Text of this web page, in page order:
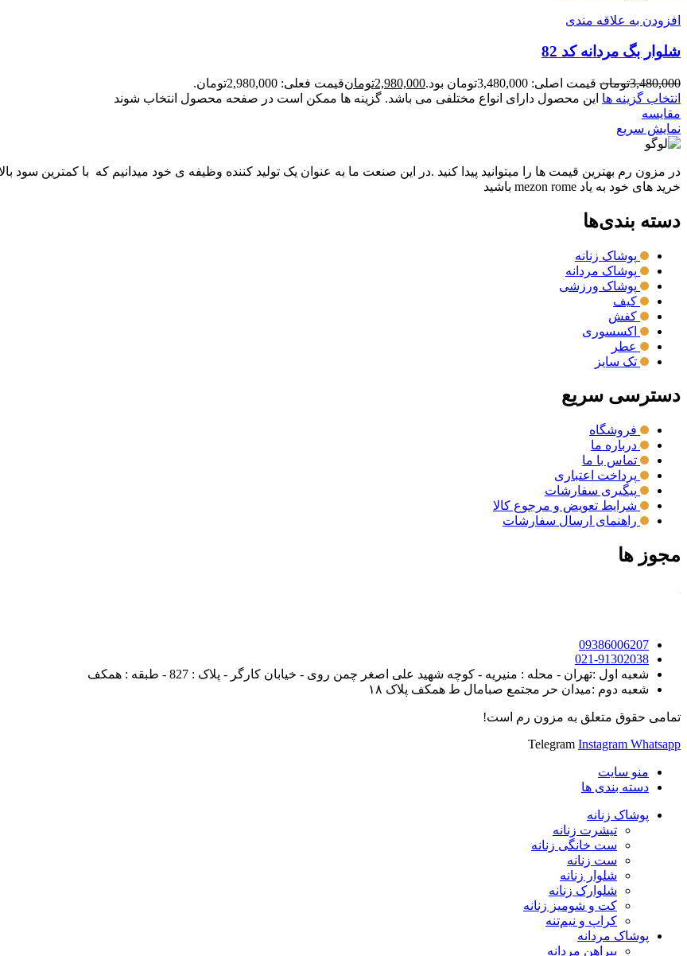
افزودن به علاقه مندی
شلوار بگ مردانه کد 82
3,480,000تومان قیمت اصلی: 3,480,000تومان بود. 2,980,000تومانقیمت فعلی: 2,980,000تومان.
انتخاب گزینه ها این محصول دارای انواع مختلفی می باشد. گزینه ها ممکن است در صفحه محصول انتخاب شوند
مقايسه
نمایش سریع
در مزون رم بهترین قیمت ها را میتوانید پیدا کنید .در این صنعت ما به عنوان یک تولید کننده وظیفه ی خود میدانیم که با کمترین سود
خرید های خود به یاد mezon rome باشید
دسته بندی‌ها
پوشاک زنانه
پوشاک مردانه
پوشاک ورزشی
کیف
کفش
اکسسوری
عطر
تک سایز
دسترسی سریع
فروشگاه
درباره ما
تماس با ما
پرداخت اعتباری
پیگیری سفارشات
شرایط تعویض و مرجوع کالا
راهنمای ارسال سفارشات
مجوز ها
09386006207
021-91302038
شعبه اول :تهران - محله : منیریه - کوچه شهید علی اصغر چمن روی - خیابان کارگر - پلاک : 827 - طبقه : همکف
شعبه دوم :میدان حر مجتمع صبامال ط همکف پلاک ۱۸
تمامی حقوق متعلق به مزون رم است!
Telegram Instagram Whatsapp
منو سایت
دسته بندی ها
پوشاک زنانه
تیشرت زنانه
ست خانگی زنانه
ست زنانه
شلوار زنانه
شلوارک زنانه
کت و شومیز زنانه
کراپ و نیم‌تنه
پوشاک مردانه
پیراهن مردانه